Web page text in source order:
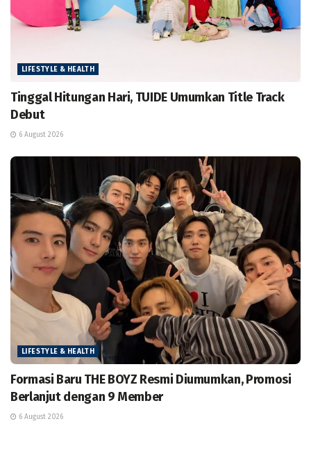
LIFESTYLE & HEALTH
Tinggal Hitungan Hari, TUIDE Umumkan Title Track
Debut
6 August 2026
LIFESTYLE & HEALTH
Formasi Baru THE BOYZ Resmi Diumumkan, Promosi
Berlanjut dengan 9 Member
6 August 2026